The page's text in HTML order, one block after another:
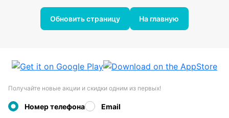
Обновить страницу На главную
Получайте новые акции и скидки одним из первых!
Номер телефона Email